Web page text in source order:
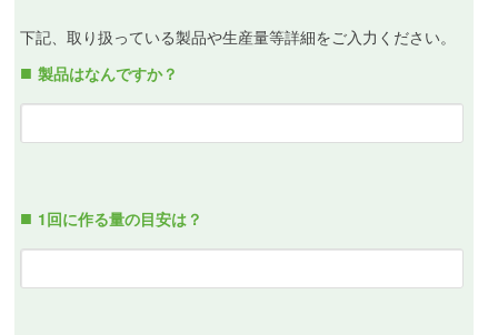
下記、取り扱っている製品や生産量等詳細をご入力ください。
製品はなんですか？
1回に作る量の目安は？